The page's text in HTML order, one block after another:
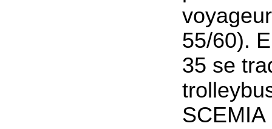
55/60).
35 se
SCEMIA